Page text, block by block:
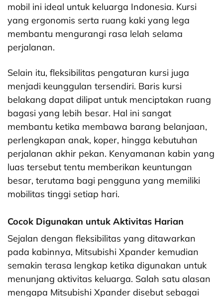
mobil ini ideal untuk keluarga Indonesia. Kursi
yang ergonomis serta ruang kaki yang lega
membantu mengurangi rasa lelah selama
perjalanan.
Selain itu, fleksibilitas pengaturan kursi juga
menjadi keunggulan tersendiri. Baris kursi
belakang dapat dilipat untuk menciptakan ruang
bagasi yang lebih besar. Hal ini sangat
membantu ketika membawa barang belanjaan,
perlengkapan anak, koper, hingga kebutuhan
perjalanan akhir pekan. Kenyamanan kabin yang
luas tersebut tentu memberikan keuntungan
besar, terutama bagi pengguna yang memiliki
mobilitas tinggi setiap hari.
Cocok Digunakan untuk Aktivitas Harian
Sejalan dengan fleksibilitas yang ditawarkan
pada kabinnya, Mitsubishi Xpander kemudian
semakin terasa lengkap ketika digunakan untuk
menunjang aktivitas keluarga. Salah satu alasan
mengapa Mitsubishi Xpander disebut sebagai